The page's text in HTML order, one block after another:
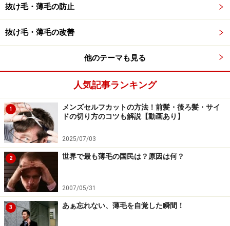
にご紹介したいのが「ナマコ」です。
ナマコには、コラーゲンやヒアルロン酸、グルコサミン
やコンドロイチンなど、人間の関節構成成分が多く含ま
れています。いくつかの成分の名前は聞いたことがある
方も多いでしょう。様々なメディアで、これらの成分を
含んだ中年～シニア向けの健康食品、サプリメントが宣
伝されていますよね。
でも、それと抜け毛・薄毛予防にどんな関係があるので
しょうか？
実は、消化されたコラーゲンやヒアルロン酸には知覚神
経刺激作用があり、乾燥したナマコをマウスに食べさせ
抜け毛・薄毛の防止
抜け毛・薄毛の改善
他のテーマも見る
人気記事ランキング
1
メンズセルフカットの方法！前髪・後ろ髪・サイ
ドの切り方のコツも解説【動画あり】
2025/07/03
2 世界で最も薄毛の国民は？原因は何？
2007/05/31
3 あぁ忘れない、薄毛を自覚した瞬間！